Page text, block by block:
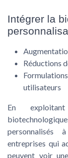
Intégrer la
Réductions
utilisateurs
En
personnalisés
entreprises qui
peuvent voir